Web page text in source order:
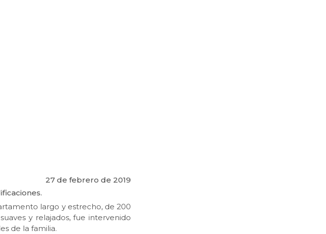
27 de febrero de 2019
largo y estrecho, de 200
y relajados, fue intervenido
de la familia.